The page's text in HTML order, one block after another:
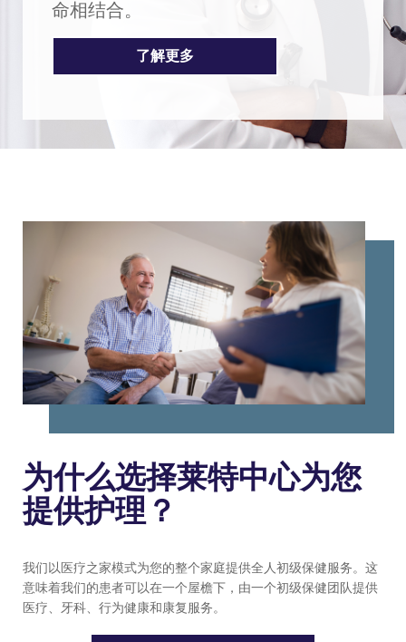
命相结合。
了解更多
为什么选择莱特中心为您
提供护理？
我们以医疗之家模式为您的整个家庭提供全人初级保健服务。这
意味着我们的患者可以在一个屋檐下，由一个初级保健团队提供
医疗、牙科、行为健康和康复服务。